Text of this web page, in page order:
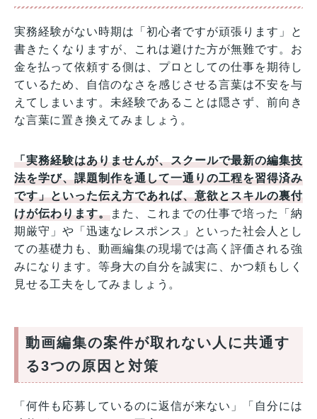
実務経験がない時期は「初心者ですが頑張ります」と
書きたくなりますが、これは避けた方が無難です。お
金を払って依頼する側は、プロとしての仕事を期待し
ているため、自信のなさを感じさせる言葉は不安を与
えてしまいます。未経験であることは隠さず、前向き
な言葉に置き換えてみましょう。
「実務経験はありませんが、スクールで最新の編集技
法を学び、課題制作を通して一通りの工程を習得済み
です」といった伝え方であれば、意欲とスキルの裏付
けが伝わります。また、これまでの仕事で培った「納
期厳守」や「迅速なレスポンス」といった社会人とし
ての基礎力も、動画編集の現場では高く評価される強
みになります。等身大の自分を誠実に、かつ頼もしく
見せる工夫をしてみましょう。
動画編集の案件が取れない人に共通す
る3つの原因と対策
「何件も応募しているのに返信が来ない」「自分には